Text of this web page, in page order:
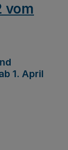
vom
1. April